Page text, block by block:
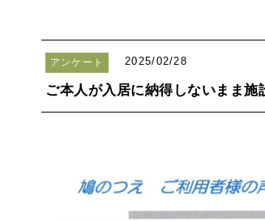
アンケート 2025/02/28
ご本人が入居に納得しないまま